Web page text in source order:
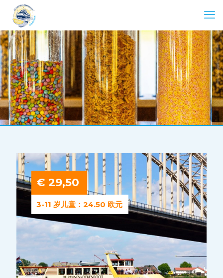
€ 29,50
3-11 岁儿童：24.50 欧元